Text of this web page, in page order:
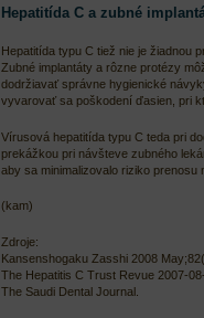
Hepatitída C a zubné
Hepatitída typu C tiež nie je žiadnou
Zubné implantáty a rôzne protézy
dodržiavať správne hygienické
vyvarovať sa poškodení ďasien, pri
Vírusová hepatitída typu C teda pri
prekážkou pri návšteve zubného
aby sa minimalizovalo riziko prenosu
(kam)
Zdroje:
Kansenshogaku Zasshi 2008
The Hepatitis C Trust Revue 2007-
The Saudi Dental Journal.